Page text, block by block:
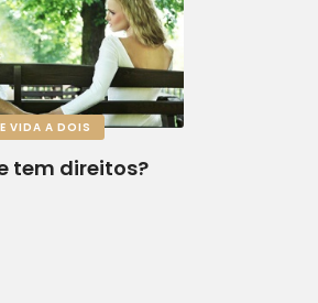
VIDA A DOIS
tem direitos?